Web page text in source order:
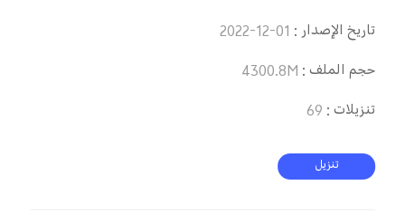
تاريخ الإصدار:
2022-12-01
حجم الملف :
4300.8M
تنزيلات:
69
تنزيل